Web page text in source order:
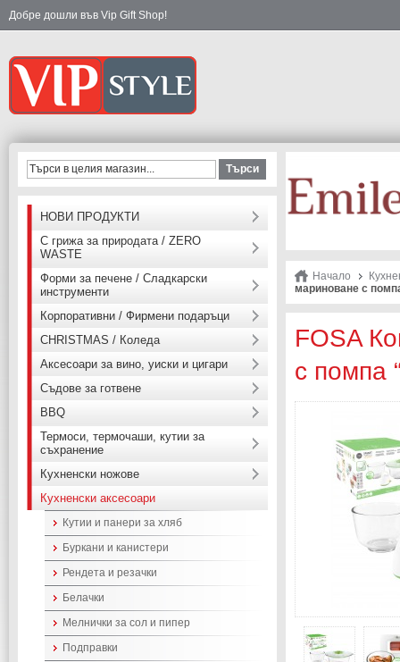
Добре дошли във Vip Gift Shop!
Начало
мариноване с
FOSA
с помпа
Търси
НОВИ ПРОДУКТИ
С грижа за природата / ZERO
WASTE
Форми за печене / Сладкарски
инструменти
Корпоративни / Фирмени подаръци
CHRISTMAS / Коледа
Аксесоари за вино, уиски и цигари
Съдове за готвене
BBQ
Термоси, термочаши, кутии за
съхранение
Кухненски ножове
Кухненски аксесоари
Кутии и панери за хляб
Буркани и канистери
Рендета и резачки
Белачки
Мелнички за сол и пипер
Подправки